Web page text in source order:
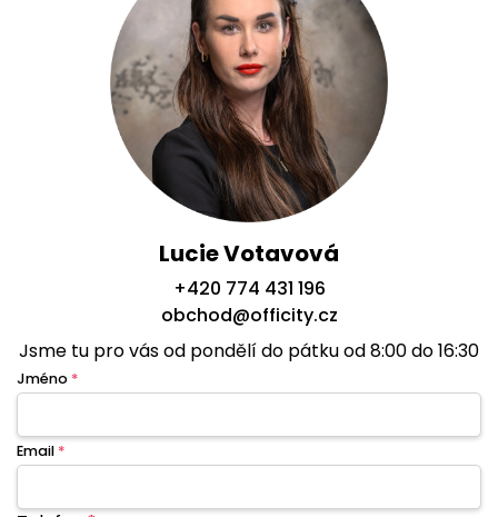
Lucie Votavová
+420 774 431 196
obchod@officity.cz
Jsme tu pro vás od pondělí do pátku od 8:00 do 16:30
Jméno *
Email *